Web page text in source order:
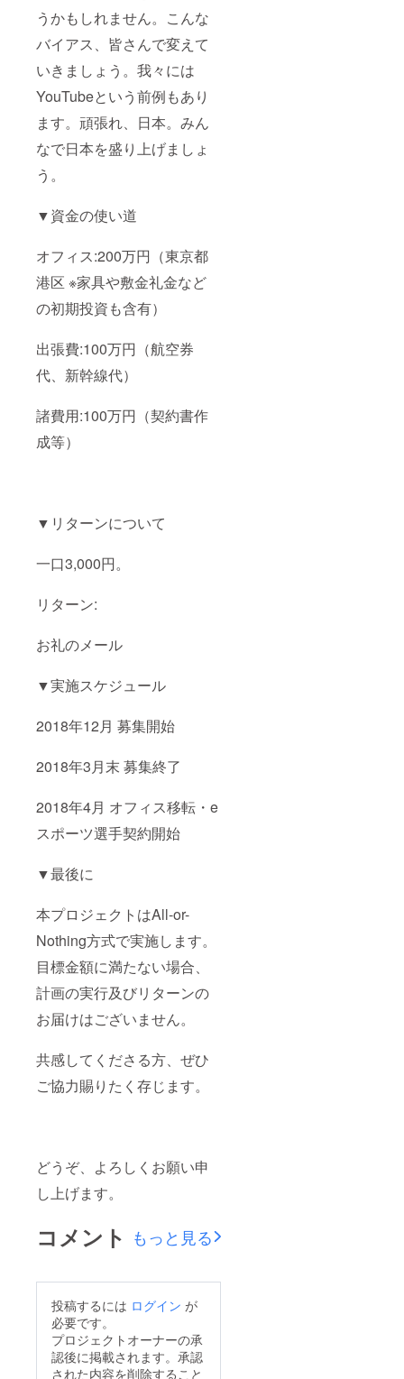
うかもしれません。こんな
バイアス、皆さんで変えて
いきましょう。我々には
YouTubeという前例もあり
ます。頑張れ、日本。みん
なで日本を盛り上げましょ
う。
▼資金の使い道
オフィス:200万円（東京都
港区 ※家具や敷金礼金など
の初期投資も含有）
出張費:100万円（航空券
代、新幹線代）
諸費用:100万円（契約書作
成等）
▼リターンについて
一口3,000円。
リターン:
お礼のメール
▼実施スケジュール
2018年12月 募集開始
2018年3月末 募集終了
2018年4月 オフィス移転・e
スポーツ選手契約開始
▼最後に
本プロジェクトはAll-or-
Nothing方式で実施します。
目標金額に満たない場合、
計画の実行及びリターンの
お届けはございません。
共感してくださる方、ぜひ
ご協力賜りたく存じます。
どうぞ、よろしくお願い申
し上げます。
コメント もっと見る
投稿するには ログイン が
必要です。
プロジェクトオーナーの承
認後に掲載されます。承認
された内容を削除すること